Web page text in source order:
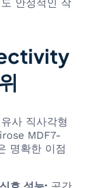
안정적인 작
사 직사각형
MDF7-
명확한 이점